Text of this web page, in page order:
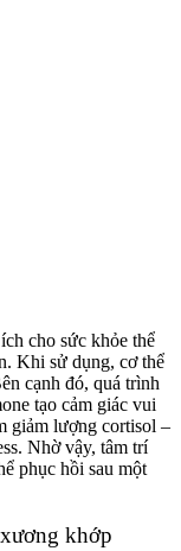
cho sức khỏe thể
Khi sử dụng, cơ thể
cạnh đó, quá trình
tạo cảm giác vui
giảm lượng cortisol –
Nhờ vậy, tâm trí
phục hồi sau một
khớp